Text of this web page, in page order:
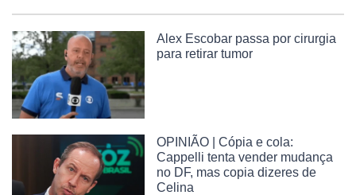
Alex Escobar passa por cirurgia
para retirar tumor
OPINIÃO | Cópia e cola:
Cappelli tenta vender mudança
no DF, mas copia dizeres de
Celina